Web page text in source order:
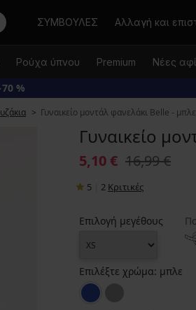
Αναζήτηση
ΣΥΜΒΟΥΛΕΣ Αλλαγή και
Ρούχα ύπνου Premium Νέες
%
Γυναικείο μοντάλ φανελάκι Belle - μπλε
Γυναικείο
5,10 € 16,99 €
5 2 Κριτικές
Επιλογή μεγέθους
Επιλέξτε χρώμα: μπλε